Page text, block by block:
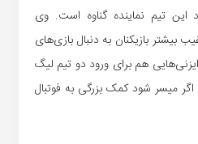
تیم نماینده گناوه است. وی
بیشتر بازیکنان به دنبال بازی‌های
هم برای ورود دو تیم لیگ
اگر میسر شود کمک بزرگی به فوتبال